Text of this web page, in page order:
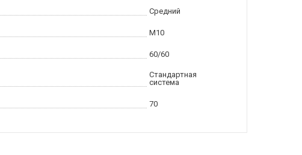
Средний
M10
60/60
Стандартная
система
70